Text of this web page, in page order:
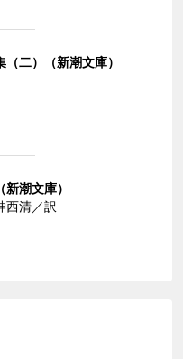
二）（新潮文庫）
潮文庫）
西清／訳